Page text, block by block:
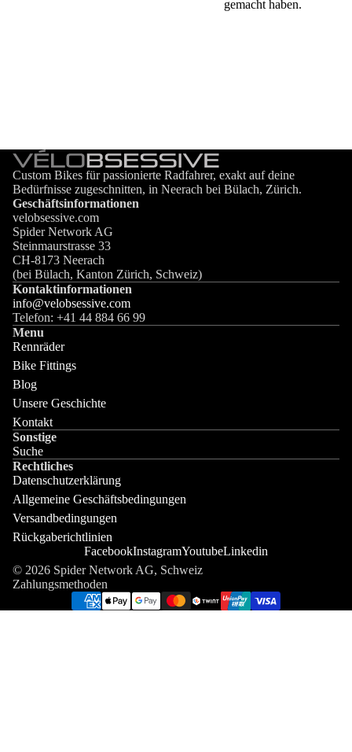
gemacht haben.
Custom Bikes für passionierte Radfahrer, exakt auf deine
Bedürfnisse zugeschnitten, in Neerach bei Bülach, Zürich.
Geschäftsinformationen
velobsessive.com
Spider Network AG
Steinmaurstrasse 33
CH-8173 Neerach
(bei Bülach, Kanton Zürich, Schweiz)
Kontaktinformationen
info@velobsessive.com
Telefon: +41 44 884 66 99
Menu
Rennräder
Bike Fittings
Blog
Unsere Geschichte
Kontakt
Sonstige
Suche
Rechtliches
Datenschutzerklärung
Allgemeine Geschäftsbedingungen
Versandbedingungen
Rückgaberichtlinien
FacebookInstagramYoutubeLinkedin
© 2026 Spider Network AG, Schweiz
Zahlungsmethoden